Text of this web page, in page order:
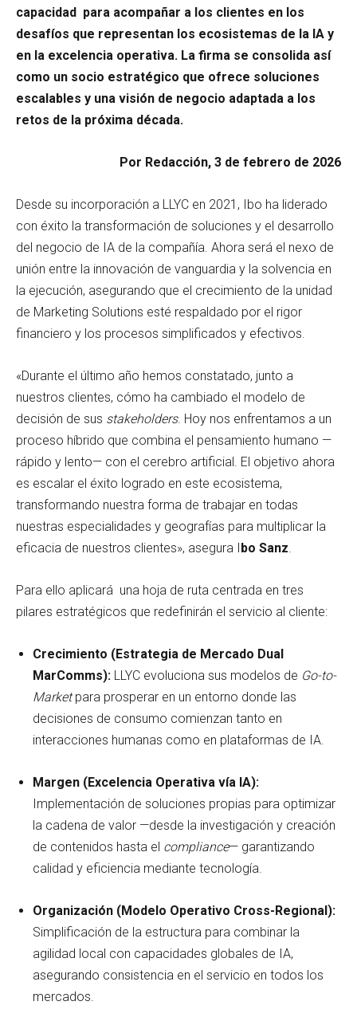
capacidad para acompañar a los clientes en los
desafíos que representan los ecosistemas de la IA y
en la excelencia operativa. La firma se consolida así
como un socio estratégico que ofrece soluciones
escalables y una visión de negocio adaptada a los
retos de la próxima década.
Por Redacción, 3 de febrero de 2026
Desde su incorporación a LLYC en 2021, Ibo ha liderado
con éxito la transformación de soluciones y el desarrollo
del negocio de IA de la compañía. Ahora será el nexo de
unión entre la innovación de vanguardia y la solvencia en
la ejecución, asegurando que el crecimiento de la unidad
de Marketing Solutions esté respaldado por el rigor
financiero y los procesos simplificados y efectivos.
«Durante el último año hemos constatado, junto a
nuestros clientes, cómo ha cambiado el modelo de
decisión de sus stakeholders. Hoy nos enfrentamos a un
proceso híbrido que combina el pensamiento humano —
rápido y lento— con el cerebro artificial. El objetivo ahora
es escalar el éxito logrado en este ecosistema,
transformando nuestra forma de trabajar en todas
nuestras especialidades y geografías para multiplicar la
eficacia de nuestros clientes», asegura I
bo Sanz.
Para ello aplicará una hoja de ruta centrada en tres
pilares estratégicos que redefinirán el servicio al cliente:
Crecimiento (Estrategia de Mercado Dual
MarComms): LLYC evoluciona sus modelos de Go-to-
Marketpara prosperar en un entorno donde las
decisiones de consumo comienzan tanto en
interacciones humanas como en plataformas de IA.
Margen (Excelencia Operativa vía IA):
Implementación de soluciones propias para optimizar
la cadena de valor —desde la investigación y creación
de contenidos hasta el compliance— garantizando
calidad y eficiencia mediante tecnología.
Organización (Modelo Operativo Cross-Regional):
Simplificación de la estructura para combinar la
agilidad local con capacidades globales de IA,
asegurando consistencia en el servicio en todos los
mercados.